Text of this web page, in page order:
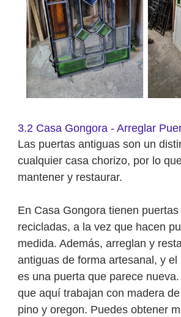
3.2 Casa Gongora - Arreglar
Las puertas antiguas son un
cualquier casa chorizo, por lo
mantener y restaurar.
En Casa Gongora tienen
recicladas, a la vez que hacen
medida. Además, arreglan y
antiguas de forma artesanal, y el
es una puerta que parece
que aquí trabajan con madera
pino y oregon. Puedes obtener